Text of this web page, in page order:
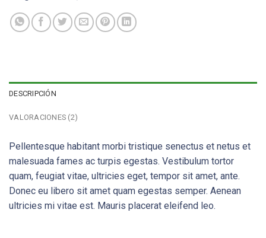
DESCRIPCIÓN
VALORACIONES (2)
Pellentesque habitant morbi tristique senectus et netus et
malesuada fames ac turpis egestas. Vestibulum tortor
quam, feugiat vitae, ultricies eget, tempor sit amet, ante.
Donec eu libero sit amet quam egestas semper. Aenean
ultricies mi vitae est. Mauris placerat eleifend leo.